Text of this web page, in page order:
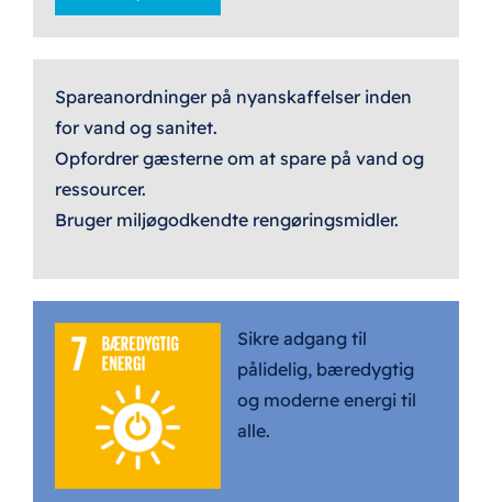
Spareanordninger på nyanskaffelser inden
for vand og sanitet.
Opfordrer gæsterne om at spare på vand og
ressourcer.
Bruger miljøgodkendte rengøringsmidler.
Sikre adgang til
pålidelig, bæredygtig
og moderne energi til
alle.